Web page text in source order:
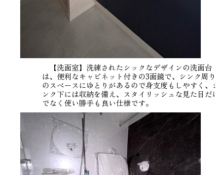
【洗面室】洗練されたシックなデザインの洗面台
は、便利なキャビネット付きの3面鏡で、シンク周り
のスペースにゆとりがあるので身支度もしやすく、シ
ンク下には収納を備え、スタイリッシュな見た目だけ
でなく使い勝手も良い仕様です。